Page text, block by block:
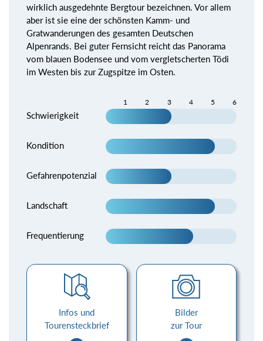
wirklich ausgedehnte Bergtour bezeichnen. Vor allem
aber ist sie eine der schönsten Kamm- und
Gratwanderungen des gesamten Deutschen
Alpenrands. Bei guter Fernsicht reicht das Panorama
vom blauen Bodensee und vom vergletscherten Tödi
im Westen bis zur Zugspitze im Osten.
1 2 3 4 5 6
Schwierigkeit
Kondition
Gefahrenpotenzial
Landschaft
Frequentierung
Infos und
Tourensteckbrief
Bilder
zur Tour